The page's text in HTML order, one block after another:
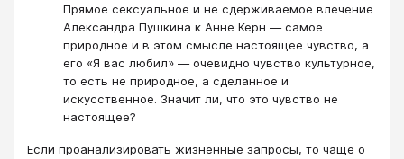
Прямое сексуальное и не сдерживаемое влечение
Александра Пушкина к Анне Керн — самое
природное и в этом смысле настоящее чувство, а
его «Я вас любил» — очевидно чувство культурное,
то есть не природное, а сделанное и
искусственное. Значит ли, что это чувство не
настоящее?
Если проанализировать жизненные запросы, то чаще о